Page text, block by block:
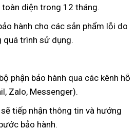
toàn diện trong 12 tháng.
hành cho các sản phẩm lỗi do
quá trình sử dụng.
phận bảo hành qua các kênh hỗ
Zalo, Messenger).
tiếp nhận thông tin và hướng
bảo hành.